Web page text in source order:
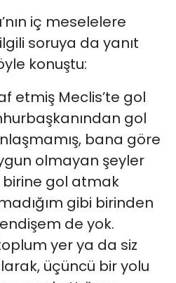
iç meselelere
soruya da yanıt
konuştu:
etmiş Meclis’te gol
gol
bana göre
olmayan şeyler
birine gol atmak
gibi birinden
de yok.
yer ya da siz
üçüncü bir yolu